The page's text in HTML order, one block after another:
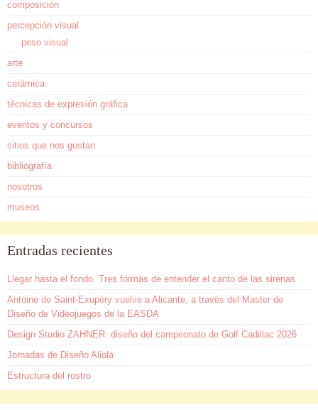
composición
percepción visual
peso visual
arte
cerámica
técnicas de expresión gráfica
eventos y concursos
sitios que nos gustan
bibliografía
nosotros
museos
Entradas recientes
Llegar hasta el fondo. Tres formas de entender el canto de las sirenas
Antoine de Saint-Exupéry vuelve a Alicante, a través del Master de
Diseño de Videojuegos de la EASDA
Design Studio ZAHNER: diseño del campeonato de Golf Cadillac 2026
Jornadas de Diseño Aliola
Estructura del rostro